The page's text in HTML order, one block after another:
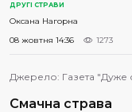
ДРУГІ СТРАВИ
Оксана Нагорна
08 жовтня 14:36
1273
Джерело: Газета "Дуже
Смачна страва